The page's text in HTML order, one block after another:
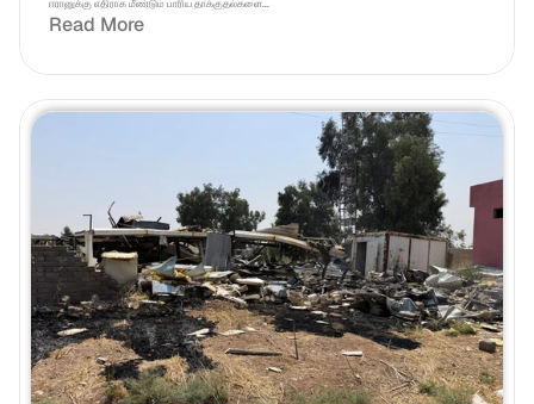
ஈரானுக்கு எதிராக மீண்டும் பாரிய தாக்குதல்களை...
Read More